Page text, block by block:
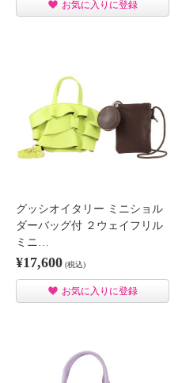
お気に入りに登録
グッシオイタリー ミニショル
ダーバッグ付 ２ウェイフリル
ミニ…
¥17,600 (税込)
お気に入りに登録